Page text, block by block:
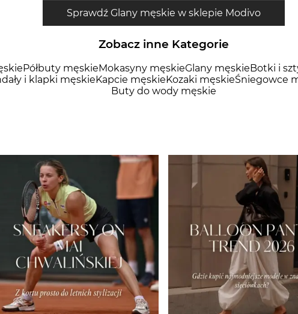
Sprawdź Glany męskie w sklepie Modivo
Zobacz inne Kategorie
Półbuty męskieMokasyny męskieGlany męskieBotki i
i klapki męskieKapcie męskieKozaki męskieŚniegowce
Buty do wody męskie